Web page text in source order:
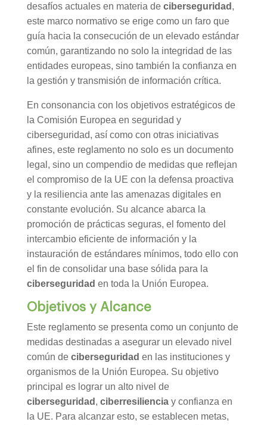
desafíos actuales en materia de ciberseguridad ,
este marco normativo se erige como un faro que
guía hacia la consecución de un elevado estándar
común, garantizando no solo la integridad de las
entidades europeas, sino también la confianza en
la gestión y transmisión de información crítica.
En consonancia con los objetivos estratégicos de
la Comisión Europea en seguridad y
ciberseguridad, así como con otras iniciativas
afines, este reglamento no solo es un documento
legal, sino un compendio de medidas que reflejan
el compromiso de la UE con la defensa proactiva
y la resiliencia ante las amenazas digitales en
constante evolución. Su alcance abarca la
promoción de prácticas seguras, el fomento del
intercambio eficiente de información y la
instauración de estándares mínimos, todo ello con
el fin de consolidar una base sólida para la
ciberseguridad en toda la Unión Europea.
Objetivos y Alcance
Este reglamento se presenta como un conjunto de
medidas destinadas a asegurar un elevado nivel
común de ciberseguridad en las instituciones y
organismos de la Unión Europea. Su objetivo
principal es lograr un alto nivel de
ciberseguridad , ciberresilienciay confianza en
la UE. Para alcanzar esto, se establecen metas,